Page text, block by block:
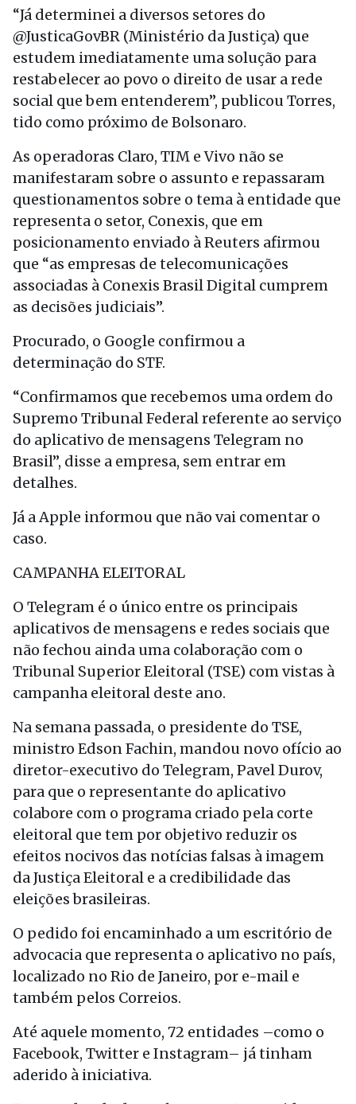
“Já determinei a diversos setores do
@JusticaGovBR (Ministério da Justiça) que
estudem imediatamente uma solução para
restabelecer ao povo o direito de usar a rede
social que bem entenderem”, publicou Torres,
tido como próximo de Bolsonaro.
As operadoras Claro, TIM e Vivo não se
manifestaram sobre o assunto e repassaram
questionamentos sobre o tema à entidade que
representa o setor, Conexis, que em
posicionamento enviado à Reuters afirmou
que “as empresas de telecomunicações
associadas à Conexis Brasil Digital cumprem
as decisões judiciais”.
Procurado, o Google confirmou a
determinação do STF.
“Confirmamos que recebemos uma ordem do
Supremo Tribunal Federal referente ao serviço
do aplicativo de mensagens Telegram no
Brasil”, disse a empresa, sem entrar em
detalhes.
Já a Apple informou que não vai comentar o
caso.
CAMPANHA ELEITORAL
O Telegram é o único entre os principais
aplicativos de mensagens e redes sociais que
não fechou ainda uma colaboração com o
Tribunal Superior Eleitoral (TSE) com vistas à
campanha eleitoral deste ano.
Na semana passada, o presidente do TSE,
ministro Edson Fachin, mandou novo ofício ao
diretor-executivo do Telegram, Pavel Durov,
para que o representante do aplicativo
colabore com o programa criado pela corte
eleitoral que tem por objetivo reduzir os
efeitos nocivos das notícias falsas à imagem
da Justiça Eleitoral e a credibilidade das
eleições brasileiras.
O pedido foi encaminhado a um escritório de
advocacia que representa o aplicativo no país,
localizado no Rio de Janeiro, por e-mail e
também pelos Correios.
Até aquele momento, 72 entidades –como o
Facebook, Twitter e Instagram– já tinham
aderido à iniciativa.